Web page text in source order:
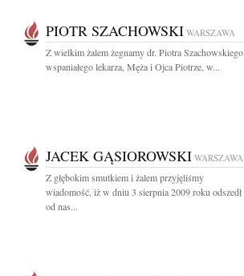
PIOTR SZACHOWSKI WARSZAWA
Z wielkim żalem żegnamy dr. Piotra Szachowskiego
wspaniałego lekarza, Męża i Ojca Piotrze, w...
JACEK GĄSIOROWSKI WARSZAWA
Z głębokim smutkiem i żalem przyjęliśmy
wiadomość, iż w dniu 3 sierpnia 2009 roku odszedł
od nas...